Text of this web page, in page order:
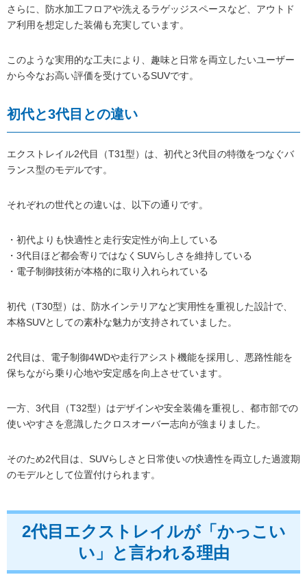
さらに、防水加工フロアや洗えるラゲッジスペースなど、アウトド
ア利用を想定した装備も充実しています。
このような実用的な工夫により、趣味と日常を両立したいユーザー
から今なお高い評価を受けているSUVです。
初代と3代目との違い
エクストレイル2代目（T31型）は、初代と3代目の特徴をつなぐバ
ランス型のモデルです。
それぞれの世代との違いは、以下の通りです。
・初代よりも快適性と走行安定性が向上している
・3代目ほど都会寄りではなくSUVらしさを維持している
・電子制御技術が本格的に取り入れられている
初代（T30型）は、防水インテリアなど実用性を重視した設計で、
本格SUVとしての素朴な魅力が支持されていました。
2代目は、電子制御4WDや走行アシスト機能を採用し、悪路性能を
保ちながら乗り心地や安定感を向上させています。
一方、3代目（T32型）はデザインや安全装備を重視し、都市部での
使いやすさを意識したクロスオーバー志向が強まりました。
そのため2代目は、SUVらしさと日常使いの快適性を両立した過渡期
のモデルとして位置付けられます。
2代目エクストレイルが「かっこい
い」と言われる理由